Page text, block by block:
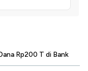
Rp200 T di Bank